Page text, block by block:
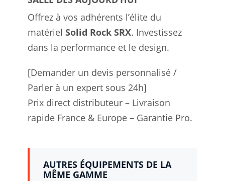
Offrez à vos adhérents l’élite du
matériel Solid Rock SRX. Investissez
dans la performance et le design.
[Demander un devis personnalisé /
Parler à un expert sous 24h]
Prix direct distributeur – Livraison
rapide France & Europe – Garantie Pro.
AUTRES ÉQUIPEMENTS DE LA
MÊME GAMME